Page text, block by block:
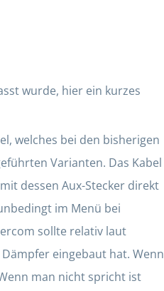
wurde, hier ein kurzes
welches bei den bisherigen
Varianten. Das Kabel
dessen Aux-Stecker direkt
im Menü bei
sollte relativ laut
eingebaut hat. Wenn
man nicht spricht ist